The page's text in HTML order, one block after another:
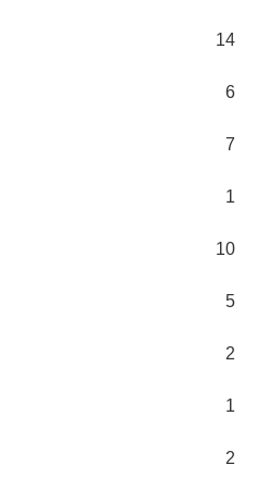
14
6
7
1
10
5
2
1
2